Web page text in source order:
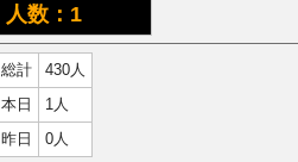
人数：1
総計
430人
本日
1人
昨日
0人